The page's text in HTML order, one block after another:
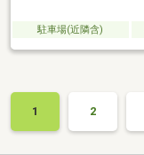
駐車場(近隣含)
1 2